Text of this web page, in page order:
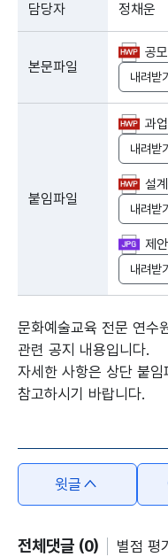
담당자 정채운
본문파일
공
내려받
붙임파일
과
내려받
설
내려받
제
내려받
문화예술교육 전문 연수
관련 공지 내용입니다.
자세한 사항은 상단 붙임
참고하시기 바랍니다.
윗글
전체댓글 (0)
별점 평